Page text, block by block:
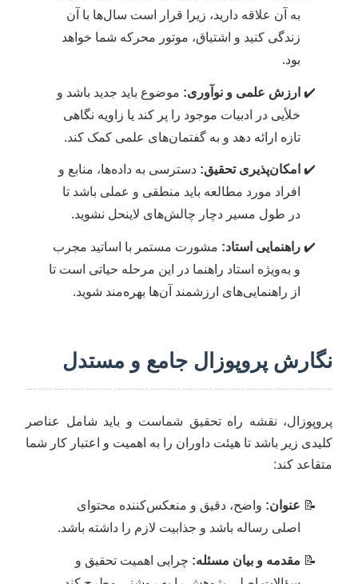
به آن علاقه دارید، زیرا قرار است سال‌ها با آن
زندگی کنید و اشتیاق، موتور محرکه شما خواهد
بود.
ارزش علمی و نوآوری: موضوع باید جدید باشد و
خلأیی در ادبیات موجود را پر کند یا زاویه نگاهی
تازه ارائه دهد و به گفتمان‌های علمی کمک کند.
امکان‌پذیری تحقیق: دسترسی به داده‌ها، منابع و
افراد مورد مطالعه باید منطقی و عملی باشد تا
در طول مسیر دچار چالش‌های لاینحل نشوید.
راهنمایی استاد: مشورت مستمر با اساتید مجرب
و به‌ویژه استاد راهنما در این مرحله حیاتی است تا
از راهنمایی‌های ارزشمند آن‌ها بهره‌مند شوید.
نگارش پروپوزال جامع و مستدل
پروپوزال، نقشه راه تحقیق شماست و باید شامل عناصر
کلیدی زیر باشد تا هیئت داوران را به اهمیت و اعتبار کار شما
متقاعد کند:
عنوان: واضح، دقیق و منعکس‌کننده محتوای
اصلی رساله باشد و جذابیت لازم را داشته باشد.
مقدمه و بیان مسئله: چرایی اهمیت تحقیق و